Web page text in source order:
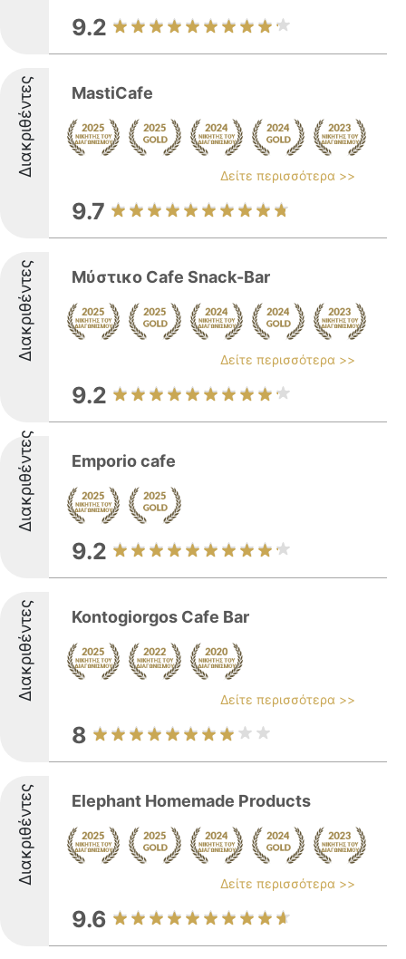
9.2
Διακριθέντες MastiCafe
Δείτε περισσότερα >>
9.7
Διακριθέντες Μύστικο Cafe Snack-Bar
Δείτε περισσότερα >>
9.2
Διακριθέντες Emporio cafe
9.2
Διακριθέντες Kontogiorgos Cafe Bar
Δείτε περισσότερα >>
8
Διακριθέντες Elephant Homemade Products
Δείτε περισσότερα >>
9.6